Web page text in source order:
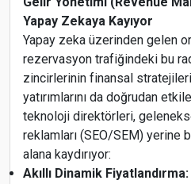
Yapay Zekaya Kayıyor
Yapay zeka üzerinden gelen
rezervasyon trafiğindeki bu
zincirlerinin finansal
yatırımlarını da doğrudan
teknoloji direktörleri,
reklamları (SEO/SEM) yerine
alana kaydırıyor:
Akıllı Dinamik Fiyatlandırma: